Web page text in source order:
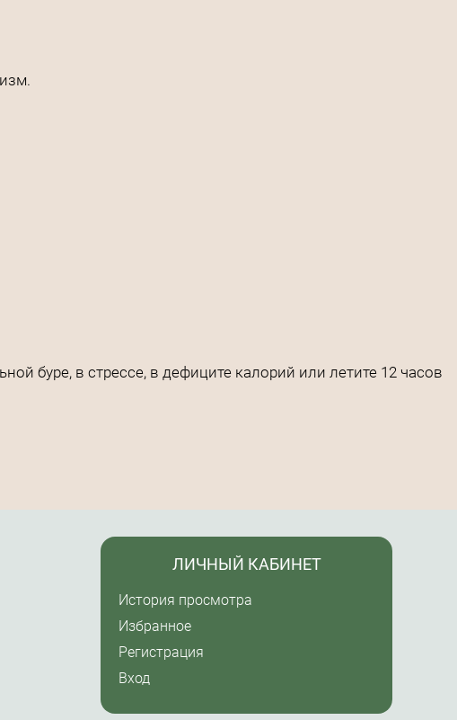
буре, в стрессе, в дефиците калорий или летите 12 часов
ЛИЧНЫЙ КАБИНЕТ
История просмотра
Избранное
Регистрация
Вход